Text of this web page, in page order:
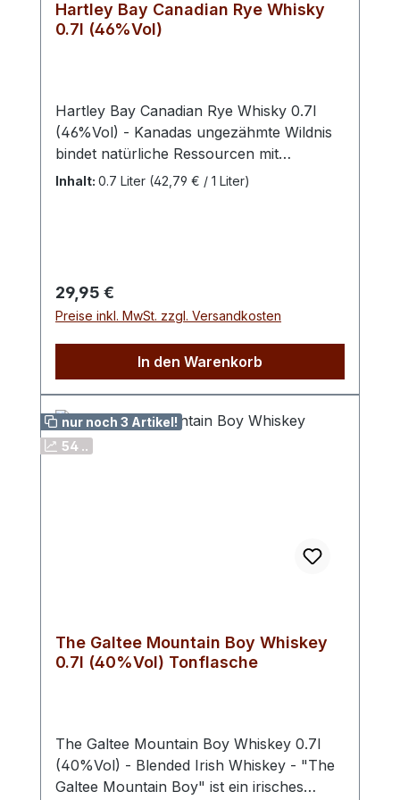
Hartley Bay Canadian Rye Whisky
0.7l (46%Vol)
Hartley Bay Canadian Rye Whisky 0.7l
(46%Vol) - Kanadas ungezähmte Wildnis
bindet natürliche Ressourcen mit
kristallklarem Wasser – beste
Rocky- Mountains Quellwasser
destilliert.Die erste Alterung erfolgte für 3
Jahre in ehemaligen Bourbon Barrels.
Anschließend reifte der Whisky für zwei
Das Double Matured Reifeverfahren
macht den Hartley Bay Canadian Rye
Whisky weich, aromatisch und vielfältig.
KanadaImporteur: HEB Heinz Eggert
Inhalt: 0.7 Liter (42,79 € / 1 Liter)
Regulärer Preis:
29,95 €
Preise inkl. MwSt. zzgl. Versandkosten
In den Warenkorb
nur noch 3 Artikel!
54 ..
The Galtee Mountain Boy Whiskey
0.7l (40%Vol) Tonflasche
The Galtee Mountain Boy Whiskey 0.7l
(40%Vol) - Blended Irish Whiskey - "The
Galtee Mountain Boy" ist ein irisches